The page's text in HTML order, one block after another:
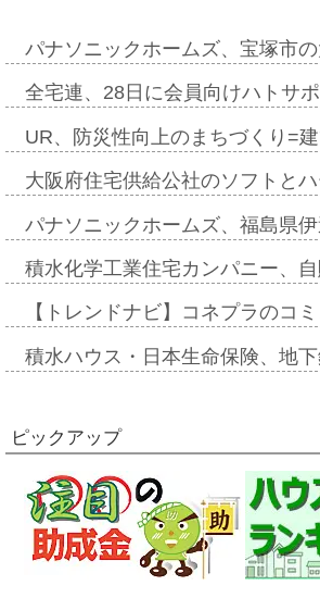
パナソニックホームズ、宝塚市
全宅連、28日に会員向けハトサ
UR、防災性向上のまちづくり=
大阪府住宅供給公社のソフトと
パナソニックホームズ、福島県
積水化学工業住宅カンパニー、
【トレンドナビ】コネプラのコ
積水ハウス・日本生命保険、地
ピックアップ